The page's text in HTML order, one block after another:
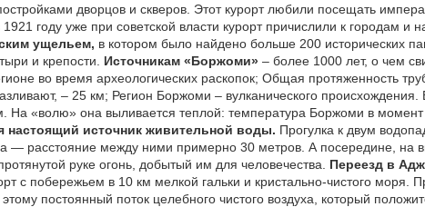
дворцов и скверов. Этот курорт любили посещать
году уже при советской власти курорт причислили к городам и
ущельем, в котором было найдено больше 200 исторических
и крепости. Источникам «Боржоми» – более 1000 лет, о чем
во время археологических раскопок; Общая протяженность
– 25 км; Регион Боржоми – вулканического
На «волю» она выливается теплой: температура Боржоми в момент
настоящий источник живительной воды. Прогулка к двум
— расстояние между ними примерно 30 метров. А посередине, на
руке огонь, добытый им для человечества. Переезд в
с побережьем в 10 км мелкой гальки и кристально-чистого моря.
постоянный поток целебного чистого воздуха, который